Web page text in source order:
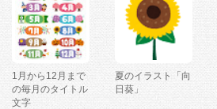
1月から12月まで
の毎月のタイトル
文字
夏のイラスト「向
日葵」